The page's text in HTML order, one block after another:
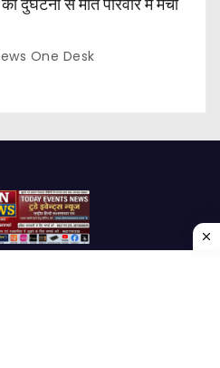
से मौत परिवार में मचा
One Desk